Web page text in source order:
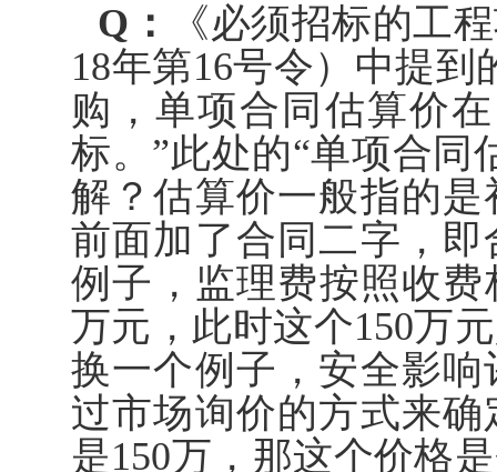
Q：
《必须招标的工
18年第16号令）中提
购，单项合同估算价
标。”此处的“单项合同
解？估算价一般指的
前面加了合同二字，
例子，监理费按照收费
万元，此时这个150万
换一个例子，安全影
过市场询价的方式来
是150万，那这个价格